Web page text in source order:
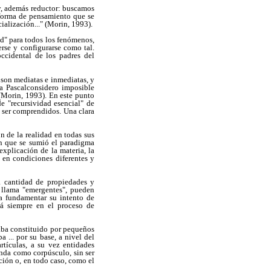
reductor: buscamos
de pensamiento que se
(Morin, 1993).
para todos los fenómenos,
y configurarse como tal.
de los padres del
mediatas e inmediatas, y
imposible
1993). En este punto
"recursividad esencial" de
comprendidos. Una clara
de la realidad en todas sus
se sumió el paradigma
de la materia, la
condiciones diferentes y
de propiedades y
"emergentes", pueden
fundamentar su intento de
siempre en el proceso de
constituido por pequeños
... por su base, a nivel del
a su vez entidades
como corpúsculo, sin ser
o, en todo caso, como el